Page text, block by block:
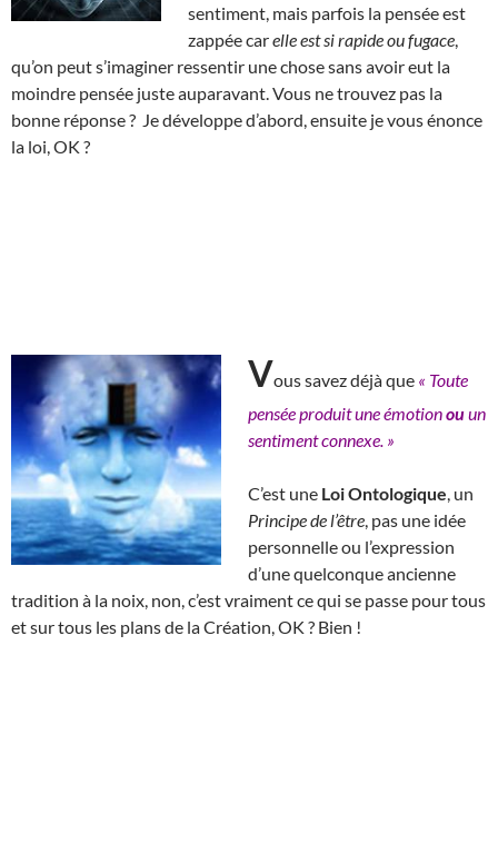
sentiment, mais parfois la pensée est
zappée carelle est si rapide ou fugace
qu’on peut s’imaginer ressentir une chose sans avoir eut la
moindre pensée juste auparavant. Vous ne trouvez pas la
bonne réponse ? Je développe d’abord, ensuite je vous énonce
la loi, OK ?
Vous savez déjà que « Toute
pensée produit une émotionouun
sentiment connexe. »
C’est une Loi Ontologique , un
Principe de l’être , pas une idée
personnelle ou l’expression
d’une quelconque ancienne
tradition à la noix, non, c’est vraiment ce qui se passe pour tous
et sur tous les plans de la Création, OK ? Bien !